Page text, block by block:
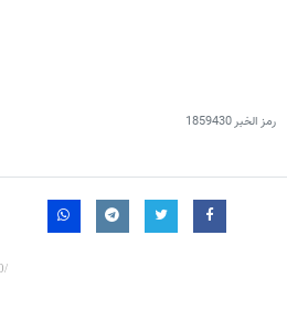
رمز الخبر1859430